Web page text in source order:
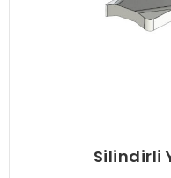
Silindirli